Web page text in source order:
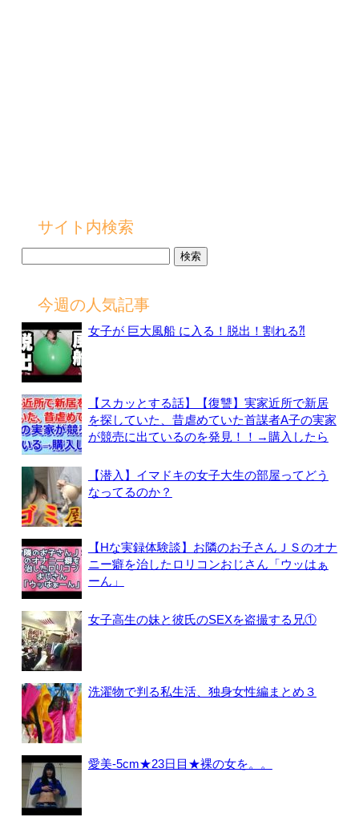
サイト内検索
今週の人気記事
女子が 巨大風船 に入る！脱出！割れる⁈
【スカッとする話】【復讐】実家近所で新居
を探していた、昔虐めていた首謀者A子の実家
が競売に出ているのを発見！！→購入したら
【潜入】イマドキの女子大生の部屋ってどう
なってるのか？
【Hな実録体験談】お隣のお子さんＪＳのオナ
ニー癖を治したロリコンおじさん「ウッはぁ
ーん」
女子高生の妹と彼氏のSEXを盗撮する兄①
洗濯物で判る私生活、独身女性編まとめ３
愛美-5cm★23日目★裸の女を。。